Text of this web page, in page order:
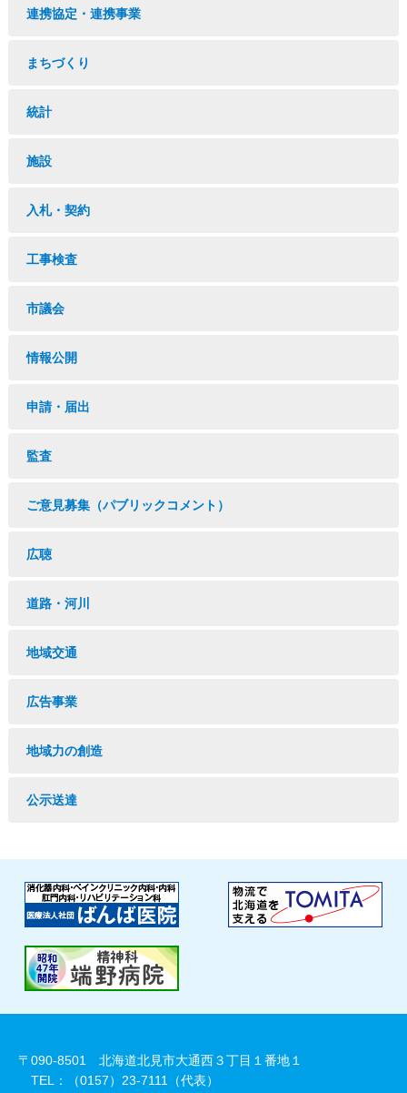
連携協定・連携事業
まちづくり
統計
施設
入札・契約
工事検査
市議会
情報公開
申請・届出
監査
ご意見募集（パブリックコメント）
広聴
道路・河川
地域交通
広告事業
地域力の創造
公示送達
〒090-8501 北海道北見市大通西３丁目１番地１
TEL：（0157）23-7111（代表）